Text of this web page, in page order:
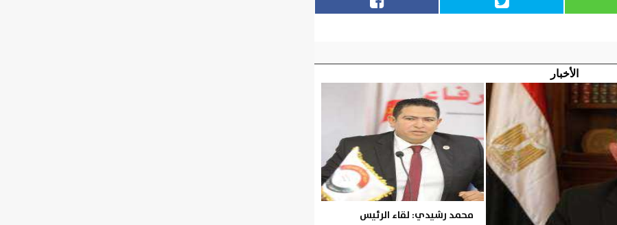
الأخبار
محمد رشيدي: لقاء الرئيس